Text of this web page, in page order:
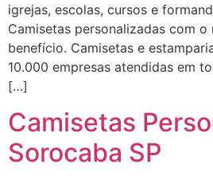
igrejas, escolas, cursos e
Camisetas personalizadas com o
benefício. Camisetas e
10.000 empresas atendidas em
[…]
Camisetas
Sorocaba SP